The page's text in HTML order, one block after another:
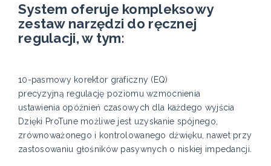
System oferuje kompleksowy
zestaw narzędzi do ręcznej
regulacji, w tym:
10-pasmowy korektor graficzny (EQ)
precyzyjną regulację poziomu wzmocnienia
ustawienia opóźnień czasowych dla każdego wyjścia
Dzięki ProTune możliwe jest uzyskanie spójnego,
zrównoważonego i kontrolowanego dźwięku, nawet przy
zastosowaniu głośników pasywnych o niskiej impedancji.